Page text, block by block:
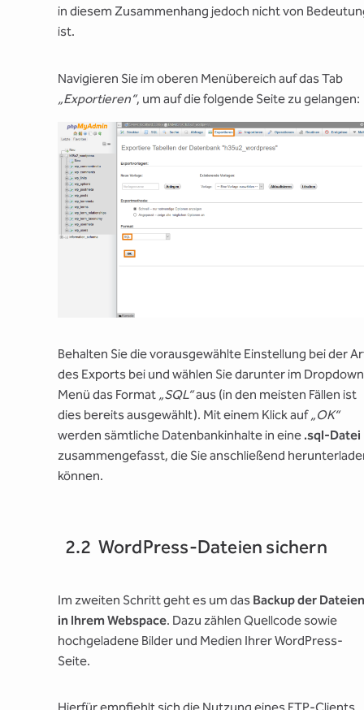
in diesem Zusammenhang jedoch nicht von
ist.
Navigieren Sie im oberen Menübereich auf das Tab
„Exportieren“, um auf die folgende Seite zu gelangen:
Behalten Sie die vorausgewählte Einstellung bei der
des Exports bei und wählen Sie darunter im
Menü das Format „SQL“aus (in den meisten Fällen ist
dies bereits ausgewählt). Mit einem Klick auf„OK“
werden sämtliche Datenbankinhalte in eine .sql-Datei
zusammengefasst, die Sie anschließend
können.
2.2 WordPress-Dateien sichern
Im zweiten Schritt geht es um das Backup der
in Ihrem Webspace. Dazu zählen Quellcode sowie
hochgeladene Bilder und Medien Ihrer WordPress-
Seite.